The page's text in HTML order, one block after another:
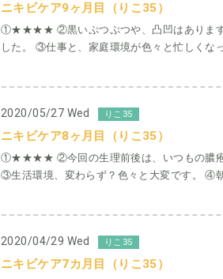
ニキビケア9ヶ月目（りこ35）
①★★★★ ②黒いぷつぷつや、凸凹はあります
した。 ③仕事と、家庭環境が色々と忙しくな
2020/05/27 Wed りこ35
ニキビケア8ヶ月目（りこ35）
①★★★★ ②今回の生理前後は、いつもの膿疱
③生活環境、変わらず？色々と大変です。 ④
2020/04/29 Wed りこ35
ニキビケア7カ月目（りこ35）